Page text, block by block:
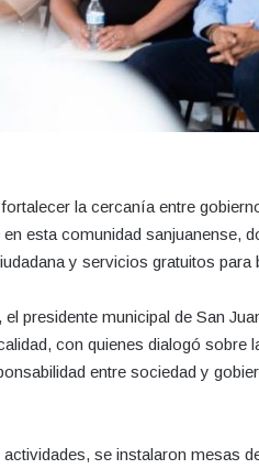
la cercanía entre
esta comunidad sanjuanense,
y servicios gratuitos para
el presidente municipal de San
con quienes dialogó sobre
entre sociedad y
se instalaron mesas